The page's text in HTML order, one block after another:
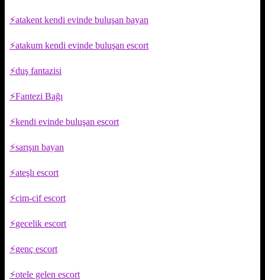
atakent kendi evinde buluşan bayan
atakum kendi evinde buluşan escort
duş fantazisi
Fantezi Bağı
kendi evinde buluşan escort
sarışın bayan
ateşlı escort
cim-cif escort
gecelik escort
genç escort
otele gelen escort